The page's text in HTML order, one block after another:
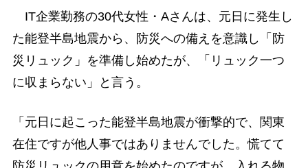
IT企業勤務の30代女性・Aさんは、元日に発生し
た能登半島地震から、防災への備えを意識し「防
災リュック」を準備し始めたが、「リュック一つ
に収まらない」と言う。
「元日に起こった能登半島地震が衝撃的で、関東
在住ですが他人事ではありませんでした。慌てて